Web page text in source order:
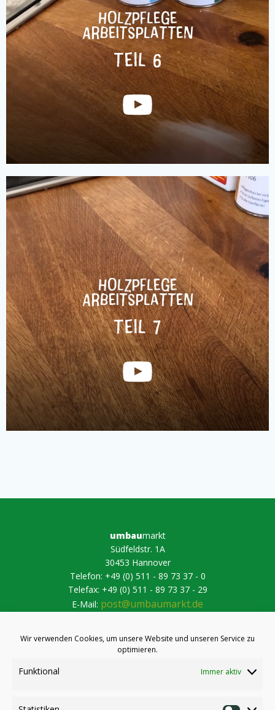
Wir verwenden Cookies, um unsere Website und unseren Service zu
optimieren.
Funktional Immer aktiv
Holzpflege
Arbeitsplatten
Teil 6
Holzpflege
Arbeitsplatten
Teil 7
umbaumarkt
Südfeldstr. 1A
30453 Hannover
Telefon: +49 (0) 511 - 89 73 37 - 0
Telefax: +49 (0) 511 - 89 73 37 - 29
E-Mail: post@umbaumarkt.de
Hier geht es lang, wenn Sie unsere Profitipps, Blicke hinter die